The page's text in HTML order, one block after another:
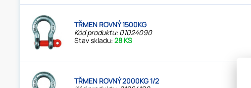
TŘMEN ROVNÝ 1500KG
Kód produktu: 01024090
Stav skladu:28 KS
TŘMEN ROVNÝ 2000KG 1/2